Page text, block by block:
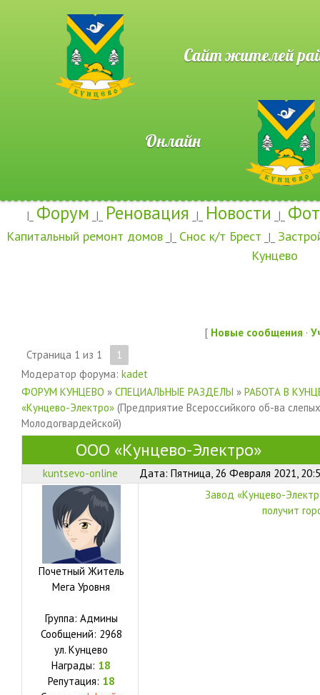
Сайт жителей
Онлайн
|_ Форум _|_ Реновация _|_ Новости _|_
Капитальный ремонт домов _|_ Снос к/т Брест _|_
Кунцево
[ Новые сообщения ·
Страница 1 из 1
1
Модератор форума: kadet
ФОРУМ КУНЦЕВО » СПЕЦИАЛЬНЫЕ РАЗДЕЛЫ » РАБОТА В
«Кунцево-Электро» (Предприятие Всероссийкого об-ва
Молодогвардейской)
ООО «Кунцево-Электро»
kuntsevo-online Дата: Пятница, 26 Февраля 2021,
Почетный Житель
Мега Уровня
Группа: Админы
Сообщений: 2968
ул. Кунцево
Награды: 18
Репутация: 18
Завод «Кунцево-
получит